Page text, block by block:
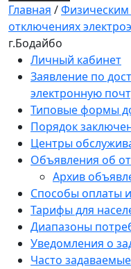
Главная /
отключениях
г.Бодайбо
Личный кабинет
Заявление по
электронную
Типовые формы
Порядок
Центры
Объявления об
Архив
Способы оплаты
Тарифы для
Диапазоны
Уведомления о
Часто